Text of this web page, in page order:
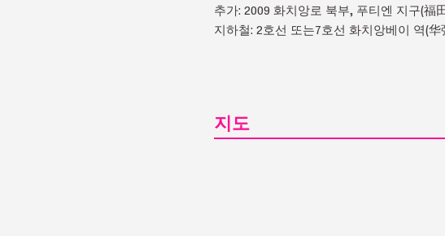
추가: 2009 화치앙로 북부, 푸티엔 지구(福
지하철: 2호선 또는7호선 화치앙베이 역(
지도